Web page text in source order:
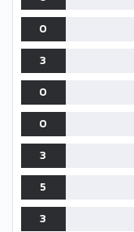
0
3
0
0
3
5
3